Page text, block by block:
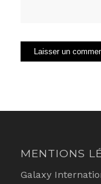
MENTIONS
Galaxy